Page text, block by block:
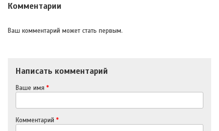
Комментарии
Ваш комментарий может стать первым.
Написать комментарий
Ваше имя *
Комментарий *